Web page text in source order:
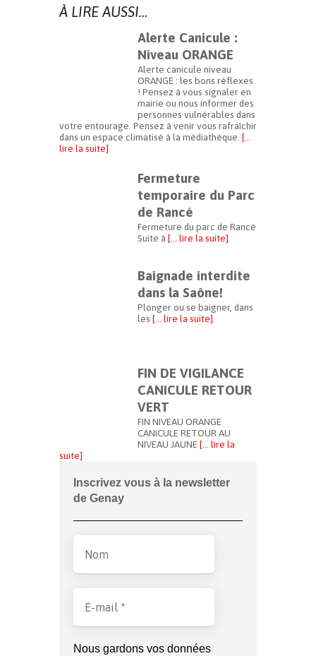
À LIRE AUSSI…
Alerte Canicule :
Niveau ORANGE
Alerte canicule niveau
ORANGE : les bons réflexes
! Pensez à vous signaler en
mairie ou nous informer des
personnes vulnérables dans
votre entourage. Pensez à venir vous rafraîchir
dans un espace climatisé à la médiathèque. […
lire la suite]
Fermeture
temporaire du Parc
de Rancé
Fermeture du parc de Rancé
Suite à[… lire la suite]
Baignade interdite
dans la Saône!
Plonger ou se baigner, dans
les[… lire la suite]
FIN DE VIGILANCE
CANICULE RETOUR
VERT
FIN NIVEAU ORANGE
CANICULE RETOUR AU
NIVEAU JAUNE [… lire la
suite]
Inscrivez vous à la newsletter
de Genay
Nous gardons vos données